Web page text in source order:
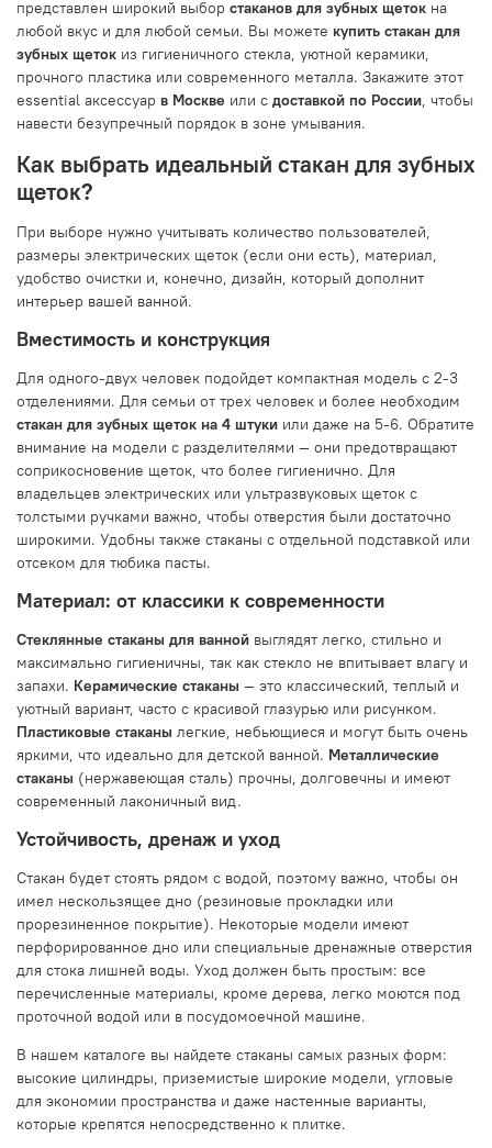
представлен широкий выбор стаканов для зубных щеток на
любой вкус и для любой семьи. Вы можете купить стакан для
зубных щеток из гигиеничного стекла, уютной керамики,
прочного пластика или современного металла. Закажите этот
essential аксессуар в Москве или с доставкой по России, чтобы
навести безупречный порядок в зоне умывания.
Как выбрать идеальный стакан для зубных
щеток?
При выборе нужно учитывать количество пользователей,
размеры электрических щеток (если они есть), материал,
удобство очистки и, конечно, дизайн, который дополнит
интерьер вашей ванной.
Вместимость и конструкция
Для одного-двух человек подойдет компактная модель с 2-3
отделениями. Для семьи от трех человек и более необходим
стакан для зубных щеток на 4 штуки или даже на 5-6. Обратите
внимание на модели с разделителями — они предотвращают
соприкосновение щеток, что более гигиенично. Для
владельцев электрических или ультразвуковых щеток с
толстыми ручками важно, чтобы отверстия были достаточно
широкими. Удобны также стаканы с отдельной подставкой или
отсеком для тюбика пасты.
Материал: от классики к современности
Стеклянные стаканы для ванной выглядят легко, стильно и
максимально гигиеничны, так как стекло не впитывает влагу и
запахи. Керамические стаканы — это классический, теплый и
уютный вариант, часто с красивой глазурью или рисунком.
Пластиковые стаканы легкие, небьющиеся и могут быть очень
яркими, что идеально для детской ванной. Металлические
стаканы (нержавеющая сталь) прочны, долговечны и имеют
современный лаконичный вид.
Устойчивость, дренаж и уход
Стакан будет стоять рядом с водой, поэтому важно, чтобы он
имел нескользящее дно (резиновые прокладки или
прорезиненное покрытие). Некоторые модели имеют
перфорированное дно или специальные дренажные отверстия
для стока лишней воды. Уход должен быть простым: все
перечисленные материалы, кроме дерева, легко моются под
проточной водой или в посудомоечной машине.
В нашем каталоге вы найдете стаканы самых разных форм:
высокие цилиндры, приземистые широкие модели, угловые
для экономии пространства и даже настенные варианты,
которые крепятся непосредственно к плитке.